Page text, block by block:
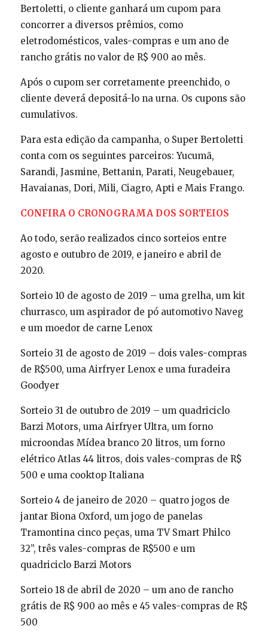
Bertoletti, o cliente ganhará um cupom para
concorrer a diversos prêmios, como
eletrodomésticos, vales-compras e um ano de
rancho grátis no valor de R$ 900 ao mês.
Após o cupom ser corretamente preenchido, o
cliente deverá depositá-lo na urna. Os cupons são
cumulativos.
Para esta edição da campanha, o Super Bertoletti
conta com os seguintes parceiros: Yucumã,
Sarandi, Jasmine, Bettanin, Parati, Neugebauer,
Havaianas, Dori, Mili, Ciagro, Apti e Mais Frango.
CONFIRA O CRONOGRAMA DOS SORTEIOS
Ao todo, serão realizados cinco sorteios entre
agosto e outubro de 2019, e janeiro e abril de
2020.
Sorteio 10 de agosto de 2019 – uma grelha, um kit
churrasco, um aspirador de pó automotivo Naveg
e um moedor de carne Lenox
Sorteio 31 de agosto de 2019 – dois vales-compras
de R$500, uma Airfryer Lenox e uma furadeira
Goodyer
Sorteio 31 de outubro de 2019 – um quadriciclo
Barzi Motors, uma Airfryer Ultra, um forno
microondas Mídea branco 20 litros, um forno
elétrico Atlas 44 litros, dois vales-compras de R$
500 e uma cooktop Italiana
Sorteio 4 de janeiro de 2020 – quatro jogos de
jantar Biona Oxford, um jogo de panelas
Tramontina cinco peças, uma TV Smart Philco
32’’, três vales-compras de R$500 e um
quadriciclo Barzi Motors
Sorteio 18 de abril de 2020 – um ano de rancho
grátis de R$ 900 ao mês e 45 vales-compras de R$
500